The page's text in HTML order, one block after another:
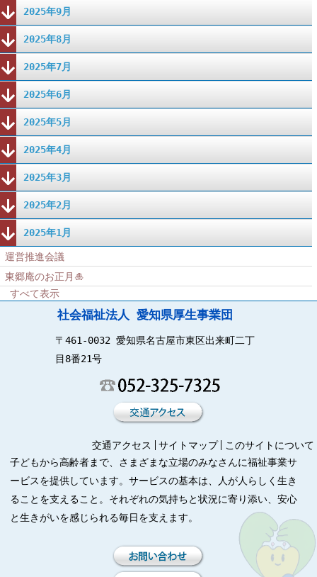
2025年9月
2025年8月
2025年7月
2025年6月
2025年5月
2025年4月
2025年3月
2025年2月
2025年1月
運営推進会議
東郷庵のお正月🎍
すべて表示
社会福祉法人 愛知県厚生事業団
〒461-0032 愛知県名古屋市東区出来町二丁
目8番21号
交通アクセス サイトマップ
このサイトについて
子どもから高齢者まで、さまざまな立場のみなさんに福祉事業サ
ービスを提供しています。サービスの基本は、人が人らしく生き
ることを支えること。それぞれの気持ちと状況に寄り添い、安心
と生きがいを感じられる毎日を支えます。